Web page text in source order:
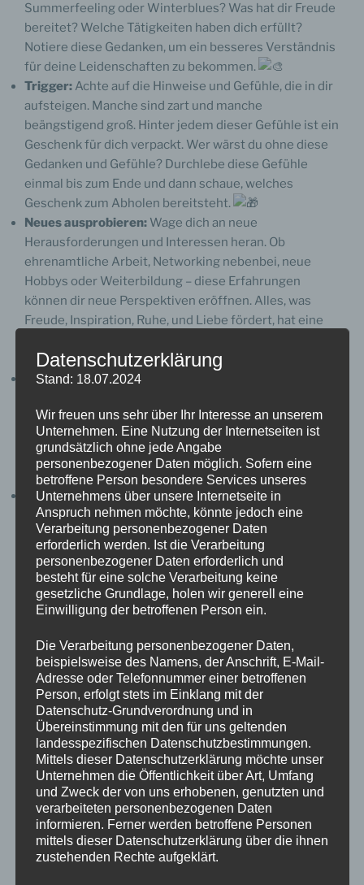
Summerfeeling oder Winterblues? Was hat dir Freude
bereitet? Welche Tätigkeiten haben dich erfüllt?
Notiere diese Gedanken, um ein besseres Verständnis
für deine Leidenschaften zu bekommen.
Trigger: Achte auf die Hinweise und Gefühle, die in dir
aufsteigen. Manche sind zart und manche
beängstigend groß. Hinter jedem dieser Gefühle ist ein
Geschenk für dich verpackt. Wer wärst du ohne diese
Gedanken und Gefühle? Durchlebe diese Gefühle
einmal bis zum Ende und dann schaue, welches
Geschenk zum Abholen bereitsteht.
Neues ausprobieren: Wage dich an neue
Herausforderungen und Interessen heran. Ob
ehrenamtliche Arbeit, Networking nebenbei, neue
Hobbys oder Weiterbildung – diese Erfahrungen
können dir neue Perspektiven eröffnen. Alles, was
Freude, Inspiration, Ruhe, und Liebe fördert, hat eine
davon!
Geduld haben:Der Weg zu deinem inneren Ruf ist kein
mit dir selbst und vertraue darauf, dass du, sobald du
die Absicht „Ich finde meinen inneren Ruf“ aussprichst,
dass das Universum dir liefern wird. Die Frage ist nur:
Bist du wirklich offen und achtsam?
Unterstützung suchen:Vernetze dich mit Menschen,
die ähnliche Erfahrungen gemacht haben oder dich
inspirieren. Unsere Gruppe hier ist ein wunderbarer
Ort, um Unterstützung und Rat zu finden.
Wie fängst du an, nehme einen der Punkte raus und
fange an einfachsten ist die Stille. Denn du weißt ja wir
jetzt sofort an Still zu werden und dein Atem zu
beobachten.
Fazit
Eine Kündigung, ob selbst gewählt oder ungewollt,
kann der Beginn einer wunderbaren Reise sein. Indem
wir uns auf unsere innere Stimme besinnen und
unseren inneren Ruf folgen, können wir nicht nur
berufliche Erfüllung, sondern auch ein tiefes Gefühl
von Freiheit und Zufriedenheit finden.
Datenschutzerklärung
Stand: 18.07.2024
Wir freuen uns sehr über Ihr Interesse an unserem
Unternehmen. Eine Nutzung der Internetseiten ist
grundsätzlich ohne jede Angabe
personenbezogener Daten möglich. Sofern eine
betroffene Person besondere Services unseres
Unternehmens über unsere Internetseite in
Anspruch nehmen möchte, könnte jedoch eine
Verarbeitung personenbezogener Daten
erforderlich werden. Ist die Verarbeitung
personenbezogener Daten erforderlich und
besteht für eine solche Verarbeitung keine
gesetzliche Grundlage, holen wir generell eine
Einwilligung der betroffenen Person ein.
Die Verarbeitung personenbezogener Daten,
beispielsweise des Namens, der Anschrift, E-Mail-
Adresse oder Telefonnummer einer betroffenen
Person, erfolgt stets im Einklang mit der
Datenschutz-Grundverordnung und in
Übereinstimmung mit den für uns geltenden
landesspezifischen Datenschutzbestimmungen.
Mittels dieser Datenschutzerklärung möchte unser
Unternehmen die Öffentlichkeit über Art, Umfang
und Zweck der von uns erhobenen, genutzten und
verarbeiteten personenbezogenen Daten
informieren. Ferner werden betroffene Personen
mittels dieser Datenschutzerklärung über die ihnen
zustehenden Rechte aufgeklärt.